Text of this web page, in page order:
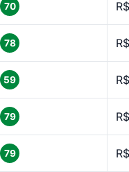
70
78
59
79
79